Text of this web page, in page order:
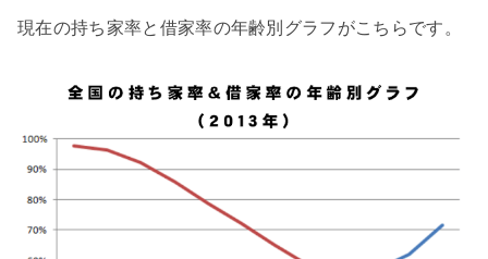
現在の持ち家率と借家率の年齢別グラフがこちらです。